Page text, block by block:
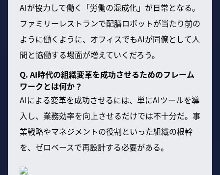
AIが協力して働く「労働の混成化」が日常となる。
ファミリーレストランで配膳ロボットが当たり前の
ように働くように、オフィスでもAIが同僚として人
間と協働する場面が増えていくだろう。
Q. AI時代の組織変革を成功させるためのフレーム
ワークとは何か？
AIによる変革を成功させるには、単にAIツールを導
入し、業務効率を向上させるだけでは不十分だ。事
業戦略やマネジメントの役割といった組織の根幹
を、ゼロベースで再設計する必要がある。